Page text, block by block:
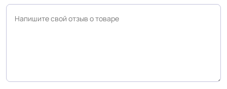
партии
Холодная сварка